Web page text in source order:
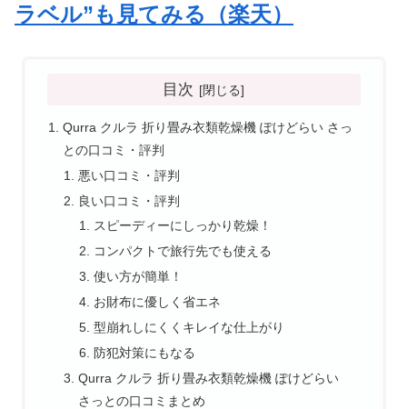
ラベル”も見てみる（楽天）
目次
Qurra クルラ 折り畳み衣類乾燥機 ぽけどらい さっ
との口コミ・評判
悪い口コミ・評判
良い口コミ・評判
スピーディーにしっかり乾燥！
コンパクトで旅行先でも使える
使い方が簡単！
お財布に優しく省エネ
型崩れしにくくキレイな仕上がり
防犯対策にもなる
Qurra クルラ 折り畳み衣類乾燥機 ぽけどらい
さっとの口コミまとめ